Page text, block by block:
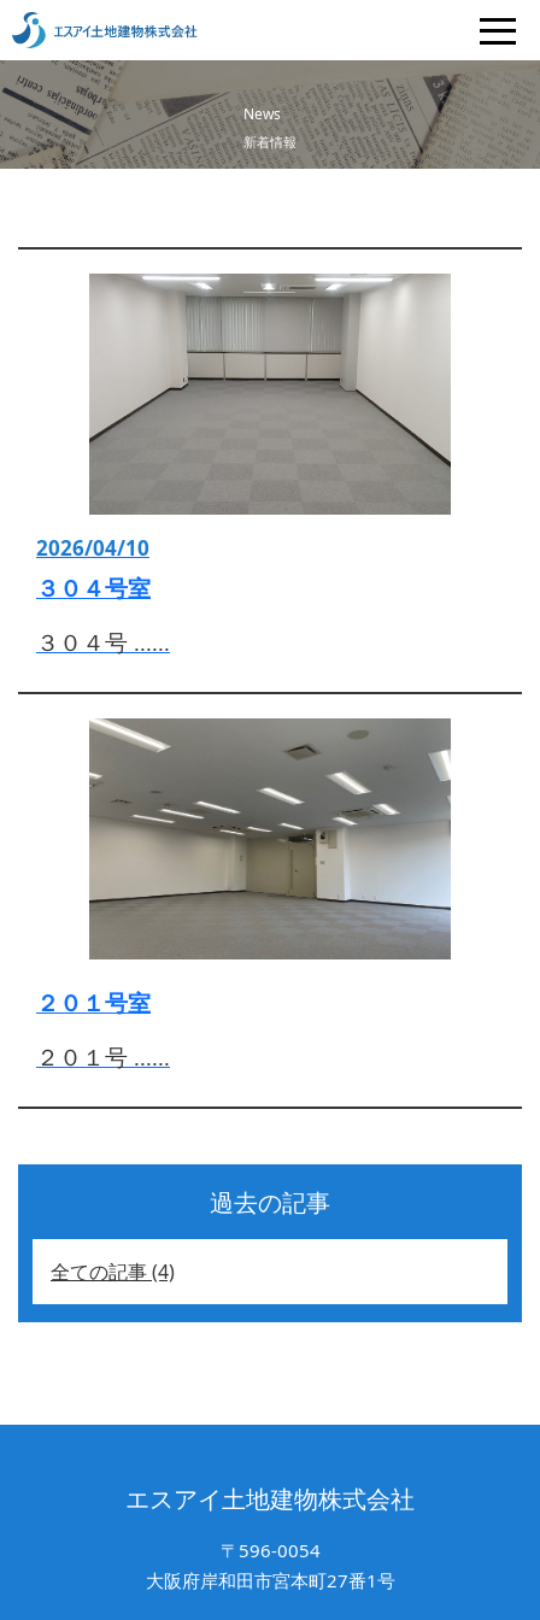
News
新着情報
2026/04/10
３０４号室
３０４号 ......
２０１号室
２０１号 ......
過去の記事
全ての記事 (4)
エスアイ土地建物株式会社
〒596-0054
大阪府岸和田市宮本町27番1号